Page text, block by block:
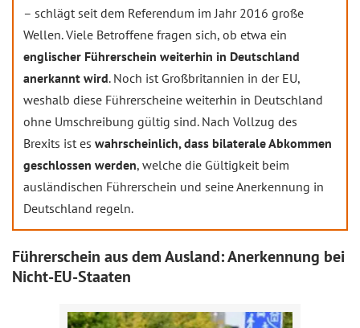
– schlägt seit dem Referendum im Jahr 2016 große
Wellen. Viele Betroffene fragen sich, ob etwa ein
englischer Führerschein weiterhin in Deutschland
anerkannt wird. Noch ist Großbritannien in der EU,
weshalb diese Führerscheine weiterhin in Deutschland
ohne Umschreibung gültig sind. Nach Vollzug des
Brexits ist es wahrscheinlich, dass bilaterale Abkommen
geschlossen werden, welche die Gültigkeit beim
ausländischen Führerschein und seine Anerkennung in
Deutschland regeln.
Führerschein aus dem Ausland: Anerkennung bei
Nicht-EU-Staaten